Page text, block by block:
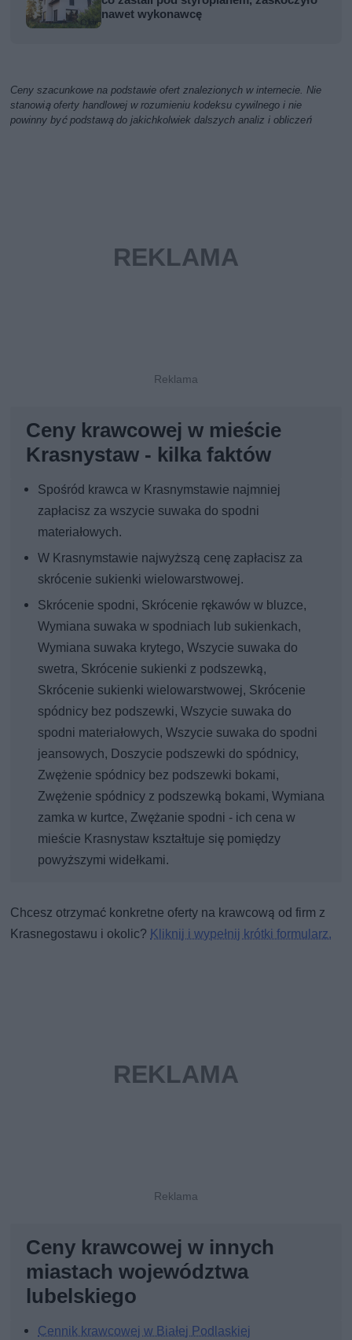
nawet wykonawcę
Ceny szacunkowe na podstawie ofert znalezionych w internecie. Nie
stanowią oferty handlowej w rozumieniu kodeksu cywilnego i nie
powinny być podstawą do jakichkolwiek dalszych analiz i obliczeń
Ceny krawcowej w mieście
Krasnystaw - kilka faktów
Spośród krawca w Krasnymstawie najmniej
zapłacisz za wszycie suwaka do spodni
materiałowych.
W Krasnymstawie najwyższą cenę zapłacisz za
skrócenie sukienki wielowarstwowej.
Skrócenie spodni, Skrócenie rękawów w bluzce,
Wymiana suwaka w spodniach lub sukienkach,
Wymiana suwaka krytego, Wszycie suwaka do
swetra, Skrócenie sukienki z podszewką,
Skrócenie sukienki wielowarstwowej, Skrócenie
spódnicy bez podszewki, Wszycie suwaka do
spodni materiałowych, Wszycie suwaka do spodni
jeansowych, Doszycie podszewki do spódnicy,
Zwężenie spódnicy bez podszewki bokami,
Zwężenie spódnicy z podszewką bokami, Wymiana
zamka w kurtce, Zwężanie spodni - ich cena w
mieście Krasnystaw kształtuje się pomiędzy
powyższymi widełkami.
Chcesz otrzymać konkretne oferty na krawcową od firm z
Krasnegostawu i okolic? Kliknij i wypełnij krótki formularz.
Ceny krawcowej w innych
miastach województwa
lubelskiego
Cennik krawcowej w Białej Podlaskiej